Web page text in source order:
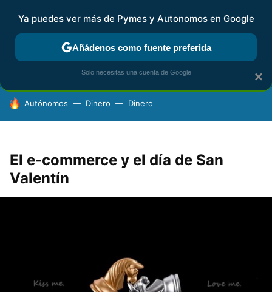
FISCALIDAD Y CONTABILIDAD KIT DIGITAL RENTA
HOY SE HABLA DE
Autónomos Dinero Dinero
El e-commerce y el día de San
Valentín
×
Ya puedes ver más de Pymes y Autonomos en Google
Añádenos como fuente preferida
Solo necesitas una cuenta de Google